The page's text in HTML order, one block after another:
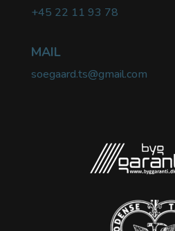
+45 22 11 93 78
MAIL
soegaard.ts@gmail.com